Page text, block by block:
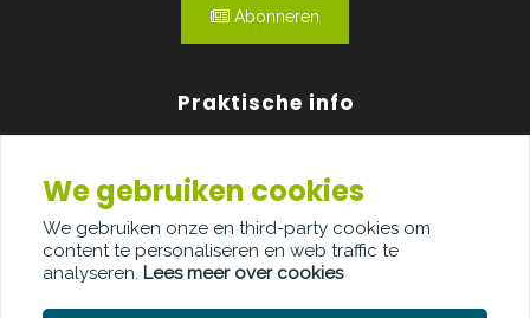
Abonneren
Praktische info
Over ons
Adverteren
Contact
We gebruiken cookies
We gebruiken onze en third-party cookies om
content te personaliseren en web traffic te
analyseren. Lees meer over cookies